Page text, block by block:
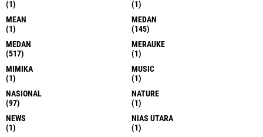
(1)
(1)
MEAN
(1)
MEDAN
(145)
MEDAN
(517)
MERAUKE
(1)
MIMIKA
(1)
MUSIC
(1)
NASIONAL
(97)
NATURE
(1)
NEWS
(1)
NIAS UTARA
(1)